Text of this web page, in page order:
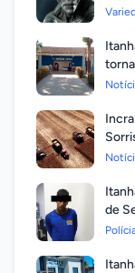
de
em